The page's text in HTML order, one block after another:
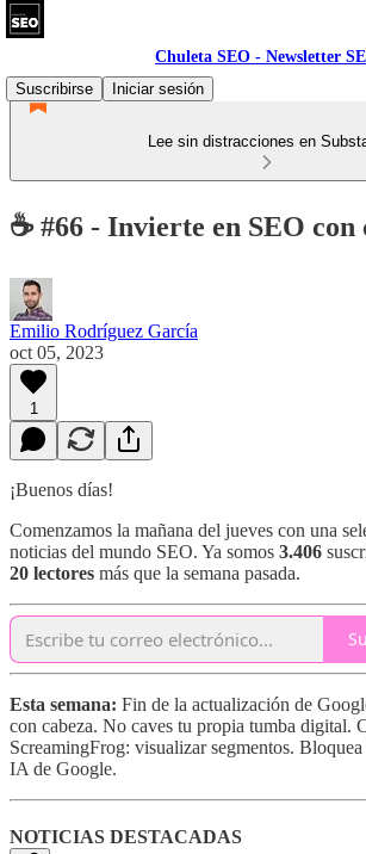
Chuleta SEO - Newsletter
Suscribirse
Iniciar sesión
Lee sin distracciones en
☕ #66 - Invierte en SEO con
Emilio Rodríguez García
oct 05, 2023
1
¡Buenos días!
Comenzamos la mañana del jueves con una
noticias del mundo SEO. Ya somos 3.406
20 lectores más que la semana pasada.
Esta semana: Fin de la actualización de
con cabeza. No caves tu propia tumba digital.
ScreamingFrog: visualizar segmentos.
IA de Google.
NOTICIAS DESTACADAS